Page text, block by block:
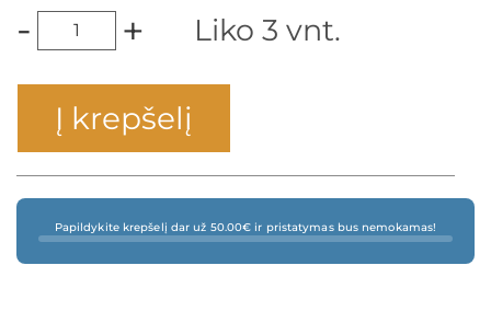
- + Liko 3 vnt.
Į krepšelį
Papildykite krepšelį dar už 50.00€ ir pristatymas bus nemokamas!